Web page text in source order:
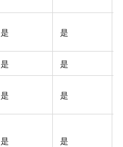
是 是
是 是
是 是
是 是